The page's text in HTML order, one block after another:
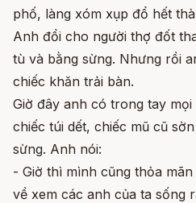
phố, làng xóm xụp đổ hết
Anh đổi cho người thợ đốt
tù và bằng sừng. Nhưng rồi
chiếc khăn trải bàn.
Giờ đây anh có trong tay
chiếc túi dết, chiếc mũ cũ
sừng. Anh nói:
- Giờ thì mình cũng thỏa
về xem các anh của ta sống